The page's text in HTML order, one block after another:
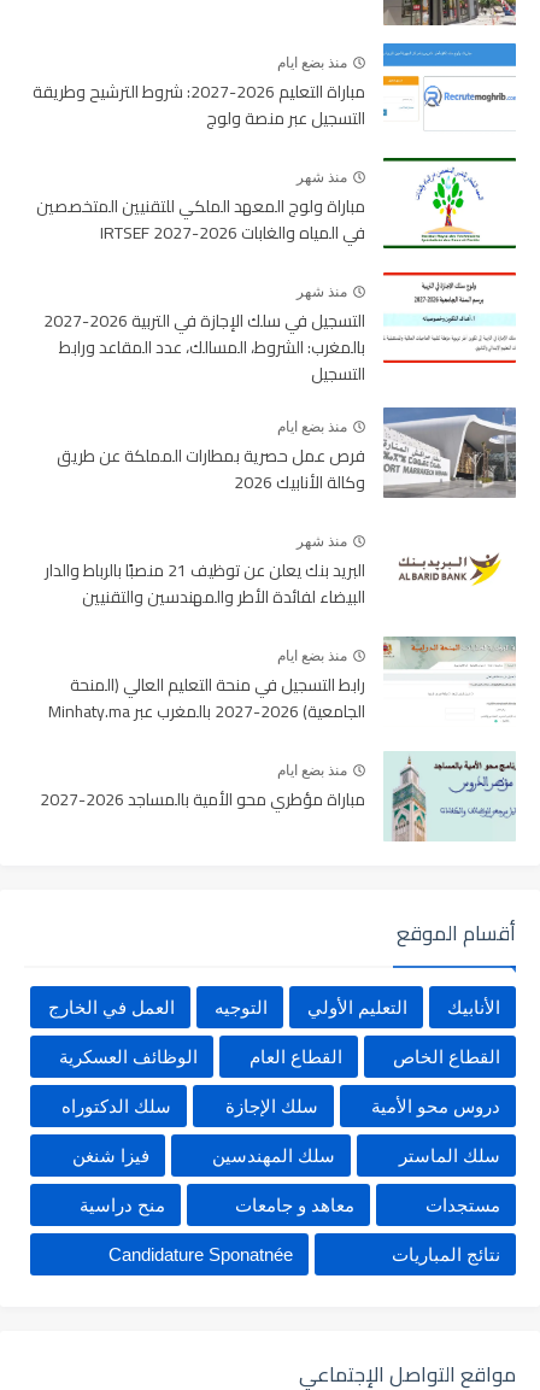
منذ بضع ايام
مباراة التعليم 2026-2027: شروط الترشيح وطريقة
التسجيل عبر منصة ولوج
منذ شهر
مباراة ولوج المعهد الملكي للتقنيين المتخصصين
في المياه والغابات 2026-2027 IRTSEF
منذ شهر
التسجيل في سلك الإجازة في التربية 2026-2027
بالمغرب: الشروط، المسالك، عدد المقاعد ورابط
التسجيل
منذ بضع ايام
فرص عمل حصرية بمطارات المملكة عن طريق
وكالة الأنابيك 2026
منذ شهر
البريد بنك يعلن عن توظيف 21 منصبًا بالرباط والدار
البيضاء لفائدة الأطر والمهندسين والتقنيين
منذ بضع ايام
رابط التسجيل في منحة التعليم العالي (المنحة
الجامعية) 2026-2027 بالمغرب عبر Minhaty.ma
منذ بضع ايام
مباراة مؤطري محو الأمية بالمساجد 2026-2027
أقسام الموقع
الأنابيك التعليم الأولي التوجيه العمل في الخارج
القطاع الخاص القطاع العام الوظائف العسكرية
دروس محو الأمية سلك الإجازة سلك الدكتوراه
سلك الماستر سلك المهندسين فيزا شنغن
مستجدات معاهد و جامعات منح دراسية
نتائج المباريات Candidature Sponatnée
مواقع التواصل الإجتماعي